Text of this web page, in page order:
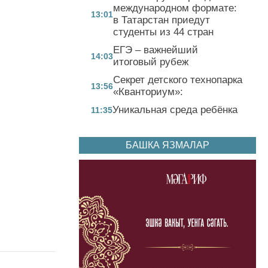
13:01
международном формате:
в Татарстан приедут
студенты из 44 стран
14:03
ЕГЭ – важнейший
итоговый рубеж
13:56
Секрет детского технопарка
«Кванториум»:
11:35Уникальная среда ребёнка
БАШКА ЯЗМАЛАР